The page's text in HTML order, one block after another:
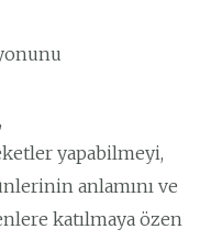
yapabilmeyi,
anlamını ve
katılmaya özen